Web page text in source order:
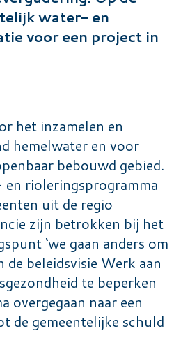
water- en
voor een project in
het inzamelen en
hemelwater en voor
bebouwd gebied.
rioleringsprogramma
uit de regio
zijn betrokken bij het
‘we gaan anders om
beleidsvisie Werk aan
te beperken
overgegaan naar een
de gemeentelijke schuld